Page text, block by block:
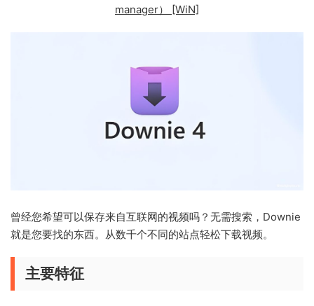
manager） [WiN]
曾经您希望可以保存来自互联网的视频吗？无需搜索，Downie
就是您要找的东西。从数千个不同的站点轻松下载视频。
主要特征